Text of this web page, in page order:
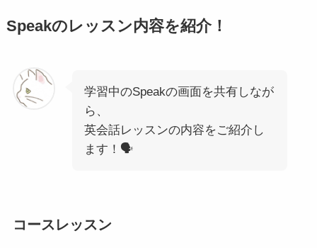
Speakのレッスン内容を紹介！
学習中のSpeakの画面を共有しなが
ら、
英会話レッスンの内容をご紹介し
ます！🗣
コースレッスン